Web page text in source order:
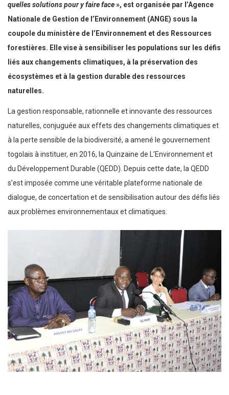
quelles solutions pour y faire face», est organisée par l’Agence
Nationale de Gestion de l’Environnement (ANGE) sous la
coupole du ministère de l’Environnement et des Ressources
forestières. Elle vise à sensibiliser les populations sur les défis
liés aux changements climatiques, à la préservation des
écosystèmes et à la gestion durable des ressources
naturelles.
La gestion responsable, rationnelle et innovante des ressources
naturelles, conjuguée aux effets des changements climatiques et
à la perte sensible de la biodiversité, a amené le gouvernement
togolais à instituer, en 2016, la Quinzaine de L’Environnement et
du Développement Durable (QEDD). Depuis cette date, la QEDD
s’est imposée comme une véritable plateforme nationale de
dialogue, de concertation et de sensibilisation autour des défis liés
aux problèmes environnementaux et climatiques.